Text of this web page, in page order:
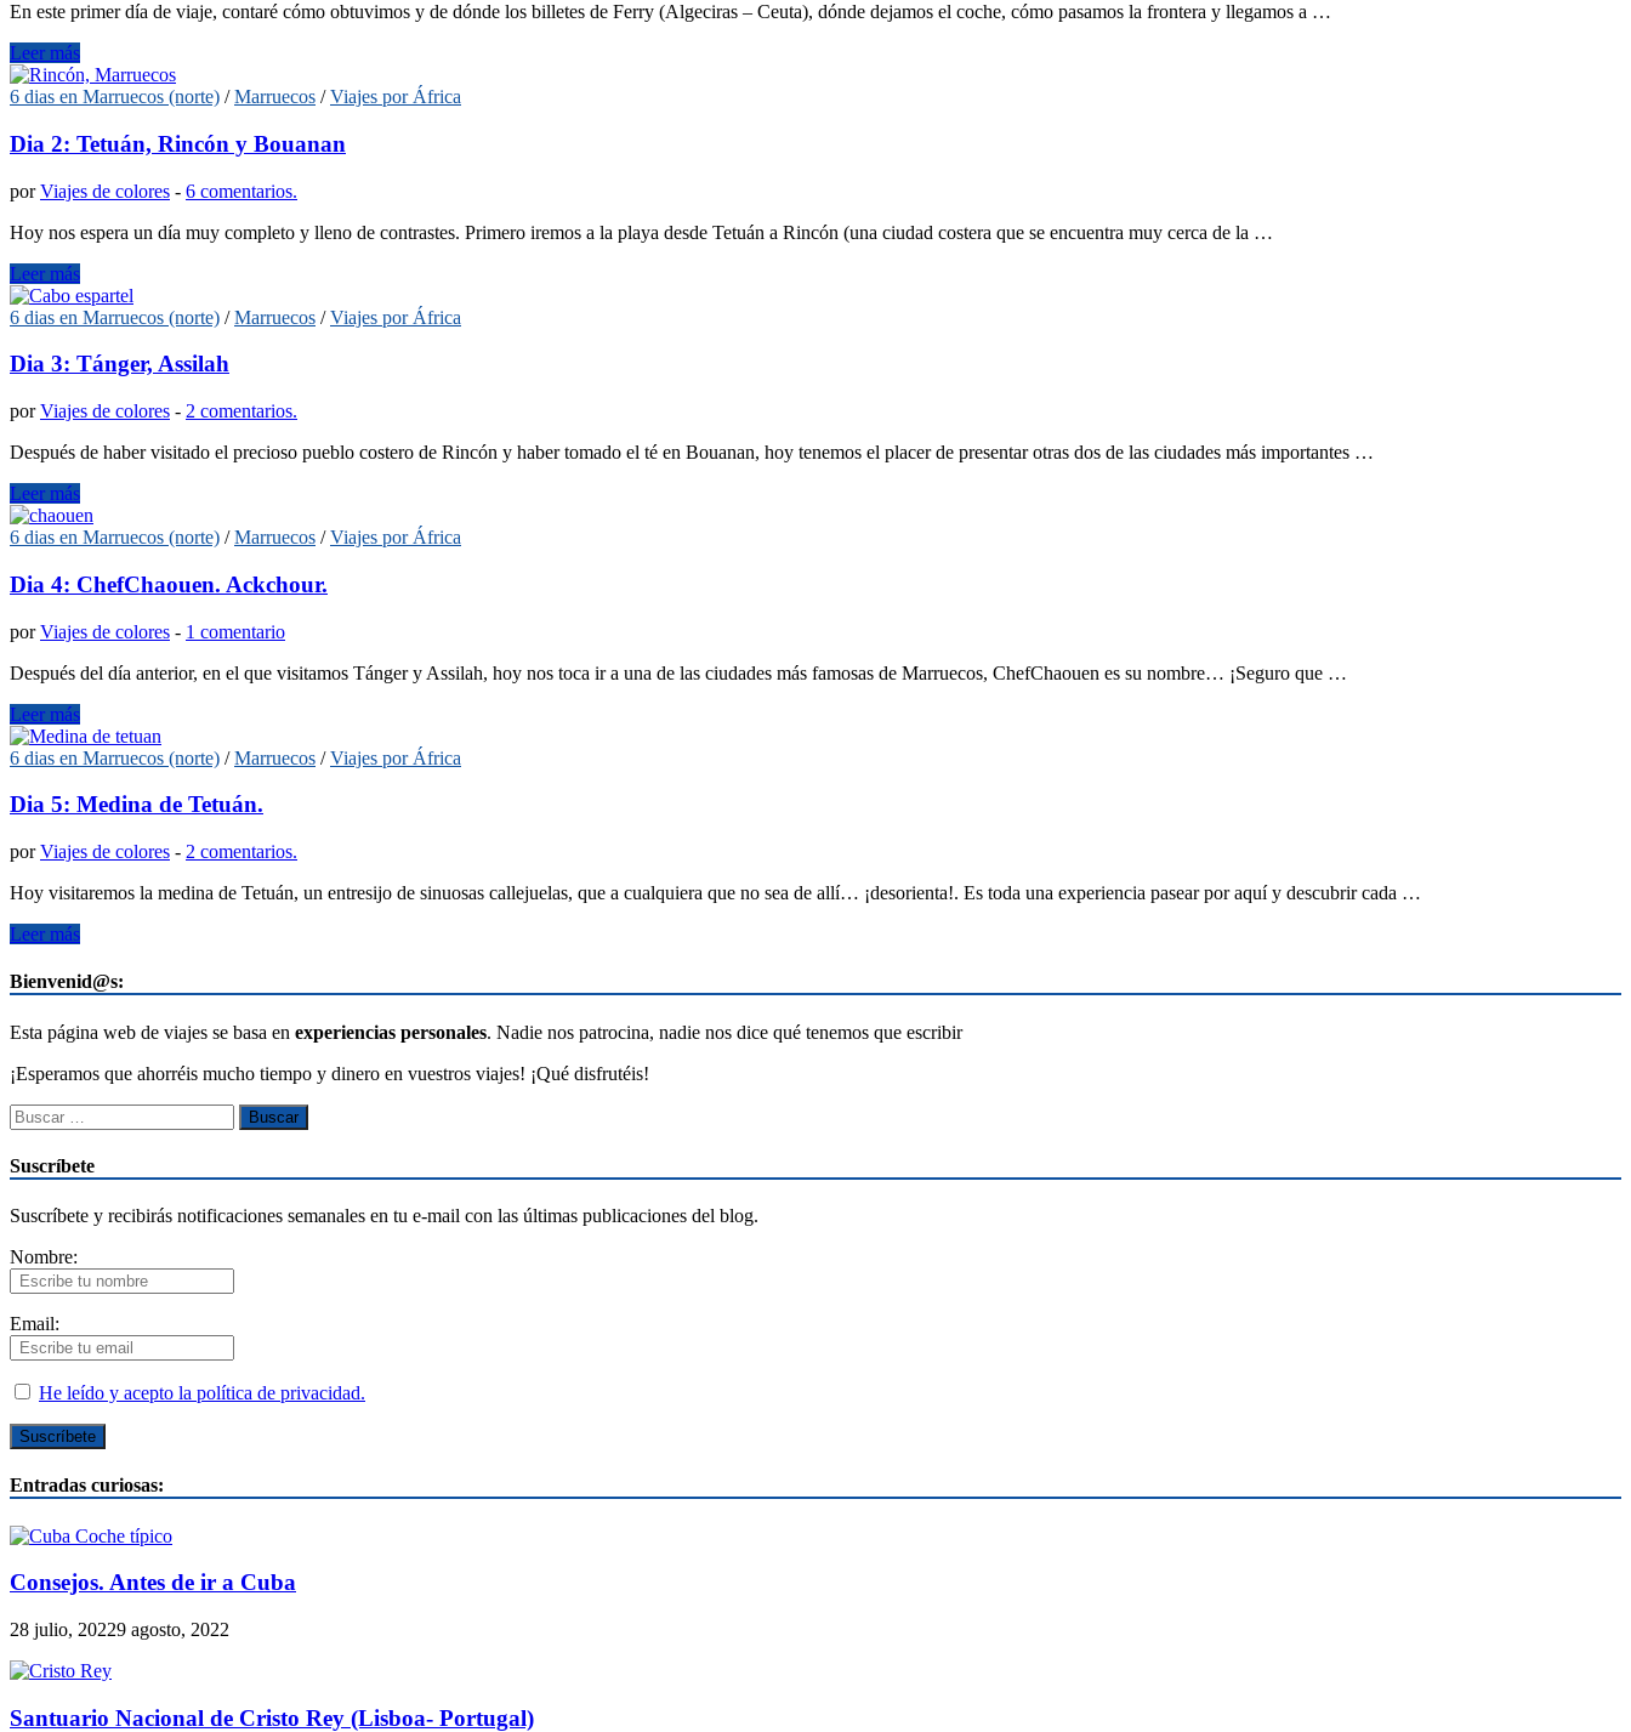
En este primer día de viaje, contaré cómo obtuvimos y de dónde los billetes de Ferry (Algeciras – Ceuta), dónde dejamos el coche, cómo pasamos la frontera y llegamos a …
Leer más
6 dias en Marruecos (norte) /Marruecos /Viajes por África
Dia 2: Tetuán, Rincón y Bouanan
porViajes de colores - 6 comentarios.
Hoy nos espera un día muy completo y lleno de contrastes. Primero iremos a la playa desde Tetuán a Rincón (una ciudad costera que se encuentra muy cerca de la …
Leer más
6 dias en Marruecos (norte) /Marruecos /Viajes por África
Dia 3: Tánger, Assilah
porViajes de colores - 2 comentarios.
Después de haber visitado el precioso pueblo costero de Rincón y haber tomado el té en Bouanan, hoy tenemos el placer de presentar otras dos de las ciudades más importantes …
Leer más
6 dias en Marruecos (norte) /Marruecos /Viajes por África
Dia 4: ChefChaouen. Ackchour.
porViajes de colores - 1 comentario
Después del día anterior, en el que visitamos Tánger y Assilah, hoy nos toca ir a una de las ciudades más famosas de Marruecos, ChefChaouen es su nombre… ¡Seguro que …
Leer más
6 dias en Marruecos (norte) /Marruecos /Viajes por África
Dia 5: Medina de Tetuán.
porViajes de colores - 2 comentarios.
Hoy visitaremos la medina de Tetuán, un entresijo de sinuosas callejuelas, que a cualquiera que no sea de allí… ¡desorienta!. Es toda una experiencia pasear por aquí y descubrir cada …
Leer más
Bienvenid@s:
Esta página web de viajes se basa en experiencias personales. Nadie nos patrocina, nadie nos dice qué tenemos que escribir
¡Esperamos que ahorréis mucho tiempo y dinero en vuestros viajes! ¡Qué disfrutéis!
Suscríbete
Suscríbete y recibirás notificaciones semanales en tu e-mail con las últimas publicaciones del blog.
Nombre:
Email:
He leído y acepto la política de privacidad.
Entradas curiosas:
Consejos. Antes de ir a Cuba
28 julio, 20229 agosto, 2022
Santuario Nacional de Cristo Rey (Lisboa- Portugal)